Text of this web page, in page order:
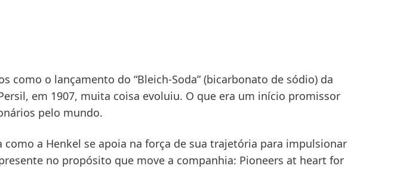
como o lançamento do “Bleich-Soda” (bicarbonato de sódio) da
em 1907, muita coisa evoluiu. O que era um início promissor
pelo mundo.
a Henkel se apoia na força de sua trajetória para impulsionar
no propósito que move a companhia: Pioneers at heart for